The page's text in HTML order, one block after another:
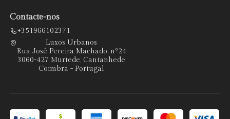
Contacte-nos
+351966102371
Luxos Urbanos
Rua José Pereira Machado, nº24
3060-427 Murtede, Cantanhede
Coimbra - Portugal